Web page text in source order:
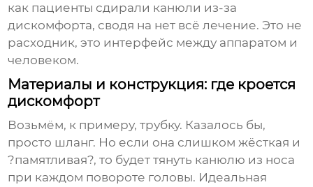
как пациенты сдирали канюли из-за
дискомфорта, сводя на нет всё лечение. Это не
расходник, это интерфейс между аппаратом и
человеком.
Материалы и конструкция: где кроется
дискомфорт
Возьмём, к примеру, трубку. Казалось бы,
просто шланг. Но если она слишком жёсткая и
?памятливая?, то будет тянуть канюлю из носа
при каждом повороте головы. Идеальная